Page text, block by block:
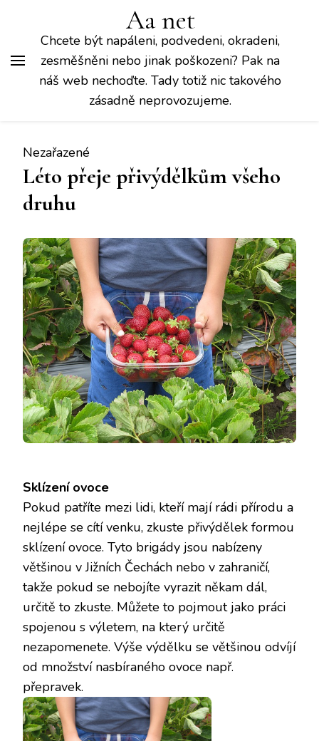
Aa net
Chcete být napáleni, podvedeni, okradeni,
zesměšněni nebo jinak poškozeni? Pak na
náš web nechoďte. Tady totiž nic takového
zásadně neprovozujeme.
Nezařazené
Léto přeje přivýdělkům všeho
druhu
Sklízení ovoce
Pokud patříte mezi lidi, kteří mají rádi přírodu a
nejlépe se cítí venku, zkuste přivýdělek formou
sklízení ovoce. Tyto brigády jsou nabízeny
většinou v Jižních Čechách nebo v zahraničí,
takže pokud se nebojíte vyrazit někam dál,
určitě to zkuste. Můžete to pojmout jako práci
spojenou s výletem, na který určitě
nezapomenete. Výše výdělku se většinou odvíjí
od množství nasbíraného ovoce např.
přepravek.